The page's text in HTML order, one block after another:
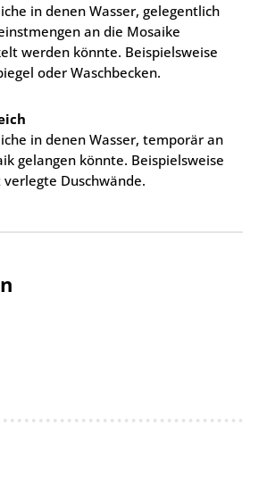
in denen Wasser, gelegentlich
an die Mosaike
werden könnte. Beispielsweise
oder Waschbecken.
in denen Wasser, temporär an
gelangen könnte. Beispielsweise
Duschwände.